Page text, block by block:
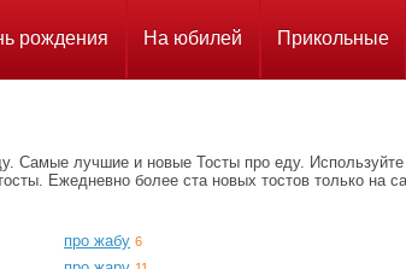
рождения На юбилей Прикольные
Самые лучшие и новые Тосты про еду. Используйте
Ежедневно более ста новых тостов только на
про жабу 6